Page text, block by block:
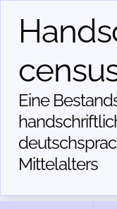
Eine
Mittelalters